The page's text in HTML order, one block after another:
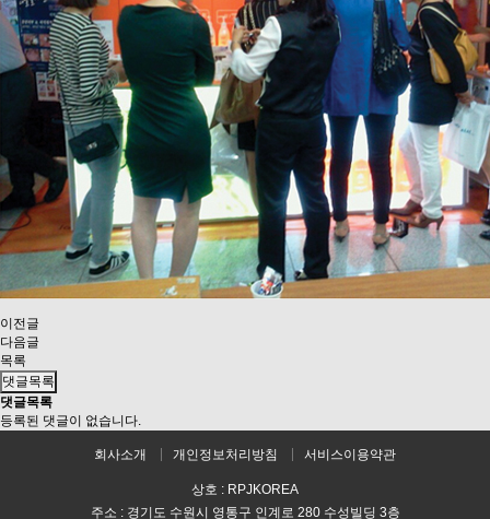
이전글
다음글
목록
댓글목록
댓글목록
등록된 댓글이 없습니다.
회사소개 개인정보처리방침 서비스이용약관
상호 : RPJKOREA
주소 : 경기도 수원시 영통구 인계로 280 수성빌딩 3층